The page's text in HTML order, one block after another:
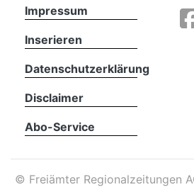
App
Impressum
Inserieren
Datenschutzerklärung
Disclaimer
Abo-Service
© Freiämter Regionalzeitungen